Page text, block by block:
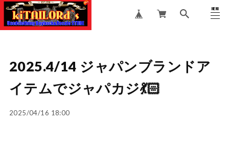
MENU
CLOSE
2025.4/14 ジャパンブランドア
イテムでジャパカジ💃🏻
2025/04/16 18:00